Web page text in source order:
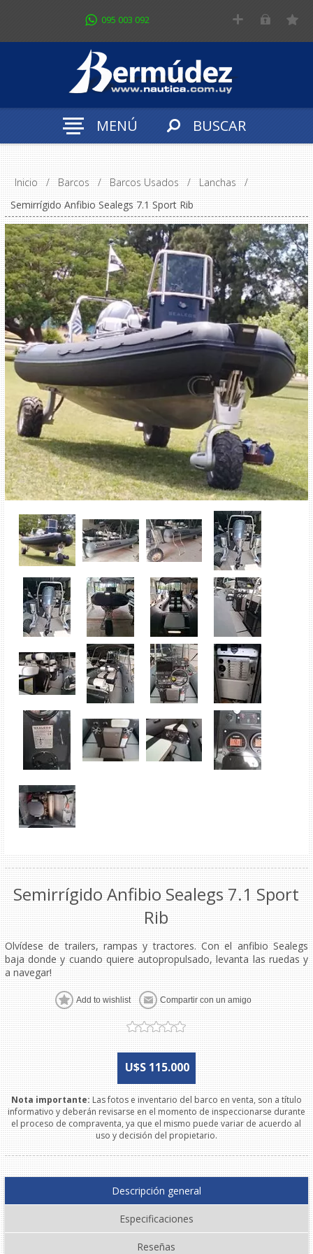
095 003 092
MENÚ BUSCAR
Inicio / Barcos / Barcos Usados / Lanchas
/
Semirrígido Anfibio Sealegs 7.1 Sport Rib
Semirrígido Anfibio Sealegs 7.1 Sport
Rib
Olvídese de trailers, rampas y tractores. Con el anfibio Sealegs
baja donde y cuando quiere autopropulsado, levanta las ruedas y
a navegar!
U$S 115.000
Nota importante: Las fotos e inventario del barco en venta, son a título
informativo y deberán revisarse en el momento de inspeccionarse durante
el proceso de compraventa, ya que el mismo puede variar de acuerdo al
uso y decisión del propietario.
Descripción general
Especificaciones
Reseñas